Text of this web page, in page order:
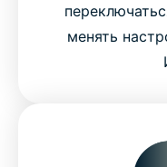
менять